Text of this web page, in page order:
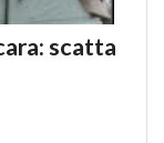
scatta